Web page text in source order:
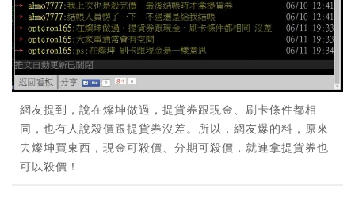
網友提到，說在燦坤做過，提貨券跟現金、刷卡條件都相
同，也有人說殺價跟提貨券沒差。所以，網友爆的料，原來
去燦坤買東西，現金可殺價、分期可殺價，就連拿提貨券也
可以殺價！